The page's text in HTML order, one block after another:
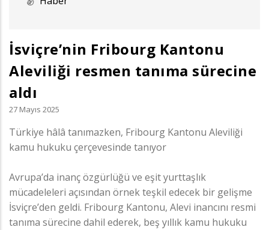
İsviçre’nin Fribourg Kantonu
Aleviliği resmen tanıma sürecine
aldı
27 Mayıs 2025
Türkiye hâlâ tanımazken, Fribourg Kantonu Aleviliği
kamu hukuku çerçevesinde tanıyor
Avrupa’da inanç özgürlüğü ve eşit yurttaşlık
mücadeleleri açısından örnek teşkil edecek bir gelişme
İsviçre’den geldi. Fribourg Kantonu, Alevi inancını resmi
tanıma sürecine dahil ederek, beş yıllık kamu hukuku